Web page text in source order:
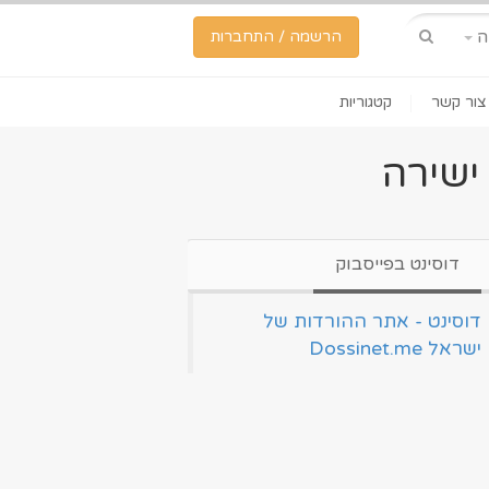
הרשמה / התחברות
צור קשר קטגוריות
ישירה
דוסינט בפייסבוק
‏דוסינט - אתר ההורדות של
ישראל Dossinet.me‏